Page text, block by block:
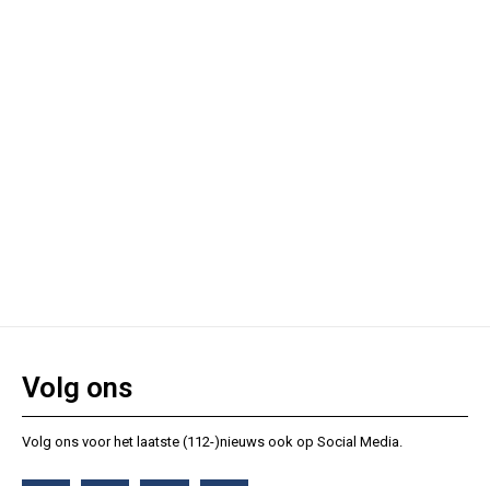
Volg ons
Volg ons voor het laatste (112-)nieuws ook op Social Media.